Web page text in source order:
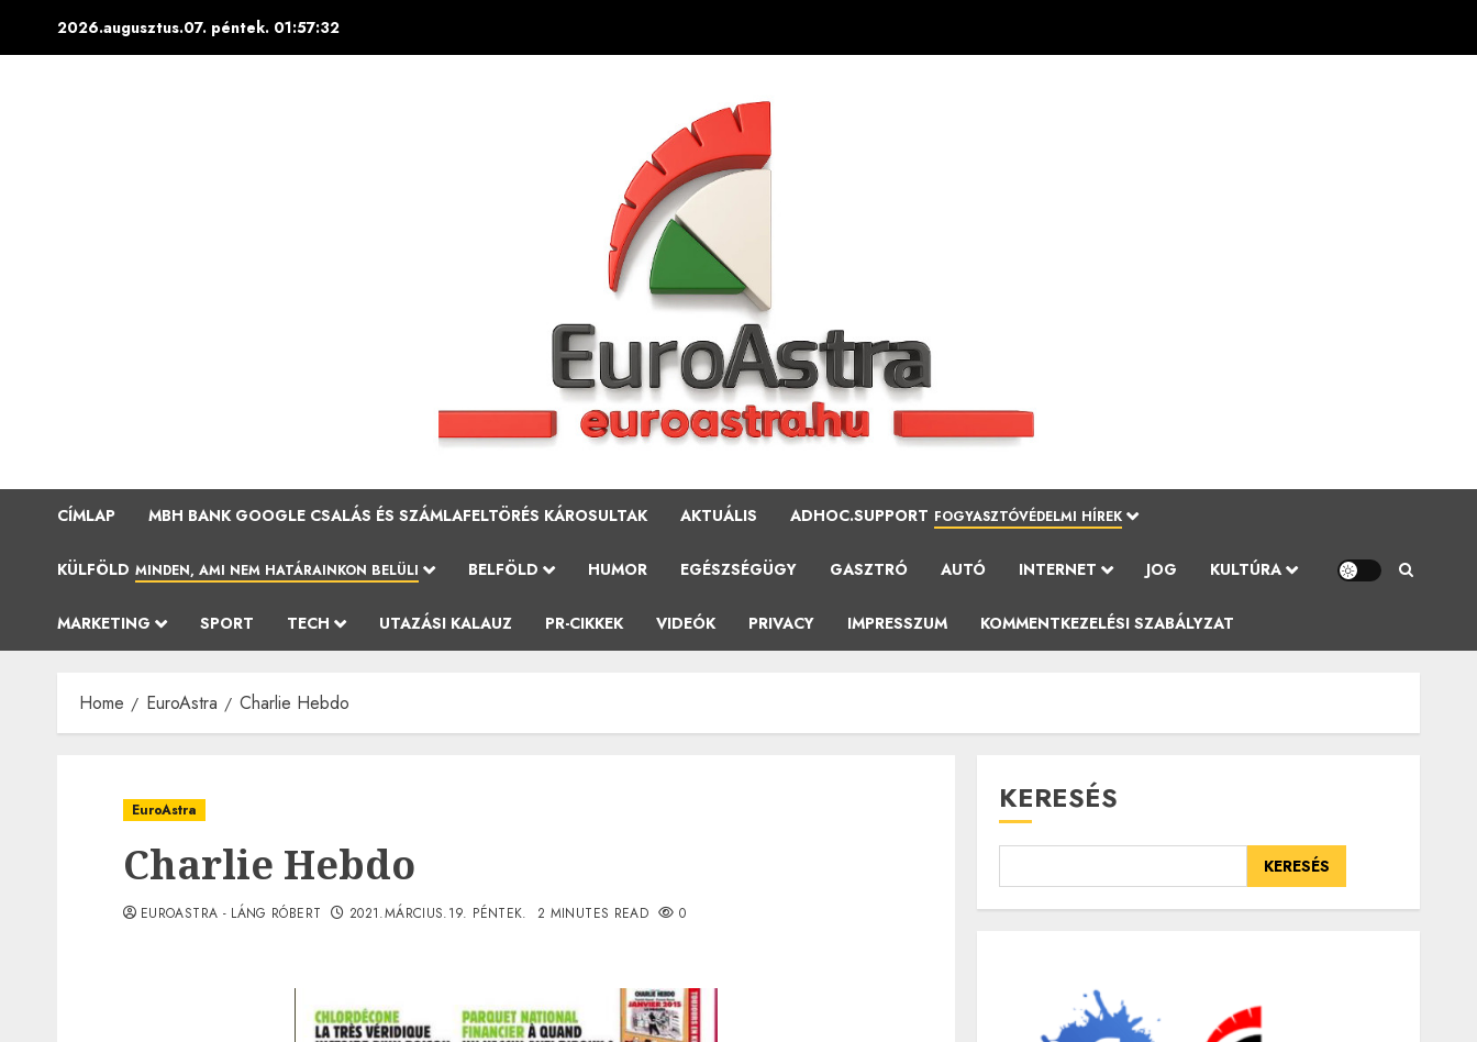
2026.augusztus.07. péntek. 01:57:33
CÍMLAP MBH BANK GOOGLE CSALÁS ÉS SZÁMLAFELTÖRÉS KÁROSULTAK AKTUÁLIS ADHOC.SUPPORT FOGYASZTÓVÉDELMI HÍREK
KÜLFÖLD MINDEN, AMI NEM HATÁRAINKON BELÜLI BELFÖLD HUMOR EGÉSZSÉGÜGY GASZTRÓ AUTÓ INTERNET JOG KULTÚRA
MARKETING SPORT TECH UTAZÁSI KALAUZ PR-CIKKEK VIDEÓK PRIVACY IMPRESSZUM KOMMENTKEZELÉSI SZABÁLYZAT
Home EuroAstra Charlie Hebdo
EuroAstra
Charlie Hebdo
EUROASTRA - LÁNG RÓBERT 2021.MÁRCIUS.19. PÉNTEK. 2 MINUTES READ 0
KERESÉS
KERESÉS